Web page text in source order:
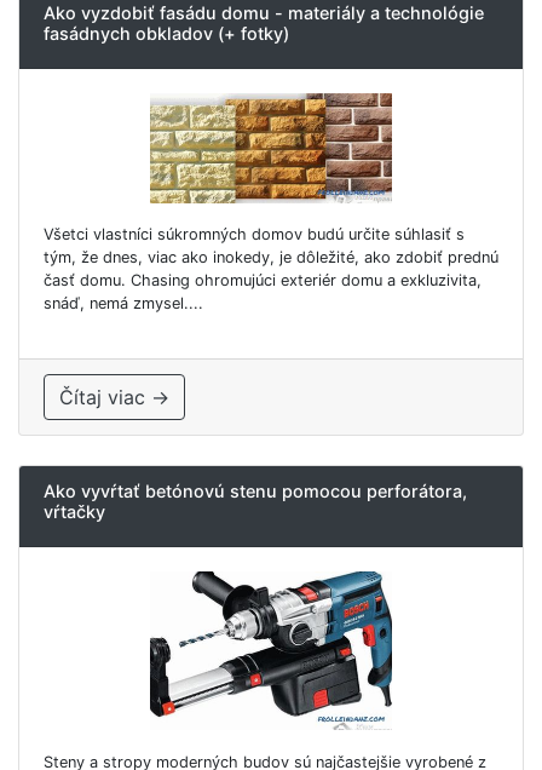
Ako vyzdobiť fasádu domu - materiály a technológie
fasádnych obkladov (+ fotky)
Všetci vlastníci súkromných domov budú určite súhlasiť s
tým, že dnes, viac ako inokedy, je dôležité, ako zdobiť prednú
časť domu. Chasing ohromujúci exteriér domu a exkluzivita,
snáď, nemá zmysel....
Čítaj viac →
Ako vyvŕtať betónovú stenu pomocou perforátora,
vŕtačky
Steny a stropy moderných budov sú najčastejšie vyrobené z